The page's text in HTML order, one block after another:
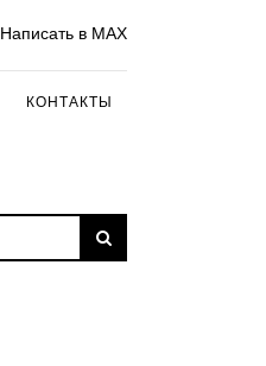
Написать в MAX
КОНТАКТЫ